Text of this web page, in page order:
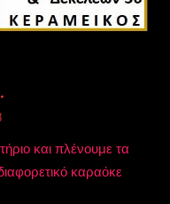
και πλένουμε τα
καραόκε